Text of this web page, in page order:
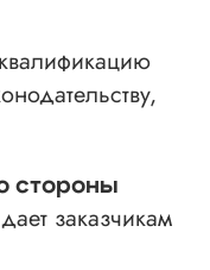
стороны
заказчикам